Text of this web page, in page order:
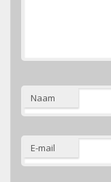
Naam
E-mail